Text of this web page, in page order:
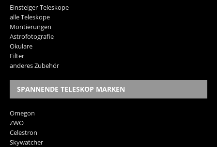
Einsteiger-Teleskope
alle Teleskope
Montierungen
Astrofotografie
Okulare
Filter
anderes Zubehör
SPANNENDE TELESKOP MARKEN
Omegon
ZWO
Celestron
Skywatcher